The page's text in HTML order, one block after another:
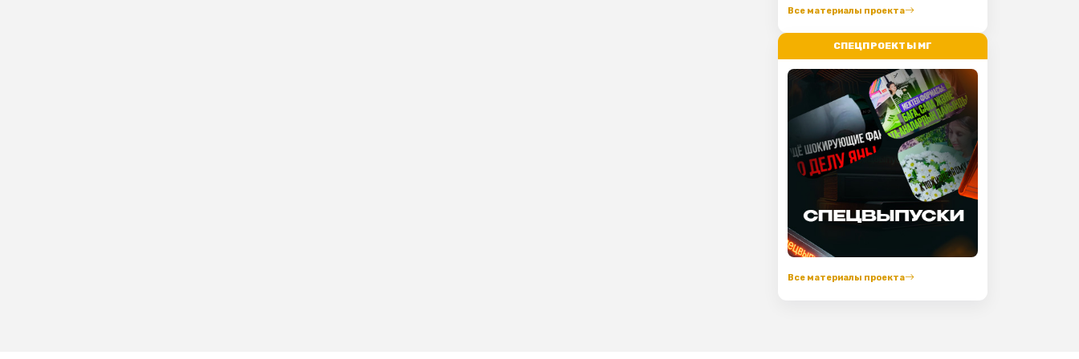
Все материалы проекта
СПЕЦПРОЕКТЫ МГ
Все материалы проекта